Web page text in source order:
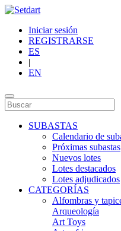
Iniciar sesión
REGISTRARSE
ES
|
EN
SUBASTAS
Calendario de
Próximas subastas
Nuevos lotes
Lotes destacados
Lotes adjudicados
CATEGORÍAS
Alfombras y
Arqueología
Art Toys